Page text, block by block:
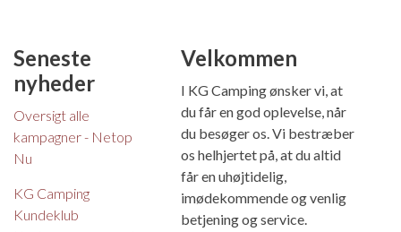
Seneste
nyheder
Oversigt alle
kampagner - Netop
Nu
KG Camping
Kundeklub
Velkommen
I KG Camping ønsker vi, at
du får en god oplevelse, når
du besøger os. Vi bestræber
os helhjertet på, at du altid
får en uhøjtidelig,
imødekommende og venlig
betjening og service.